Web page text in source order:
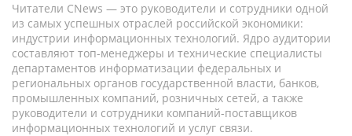
Читатели CNews — это руководители и сотрудники одной
из самых успешных отраслей российской экономики:
индустрии информационных технологий. Ядро аудитории
составляют топ-менеджеры и технические специалисты
департаментов информатизации федеральных и
региональных органов государственной власти, банков,
промышленных компаний, розничных сетей, а также
руководители и сотрудники компаний-поставщиков
информационных технологий и услуг связи.